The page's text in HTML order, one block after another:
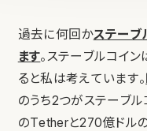
過去に何回かステーブ
ます。ステーブルコイ
ると私は考えています。
のうち2つがステーブ
のTetherと270億ドル